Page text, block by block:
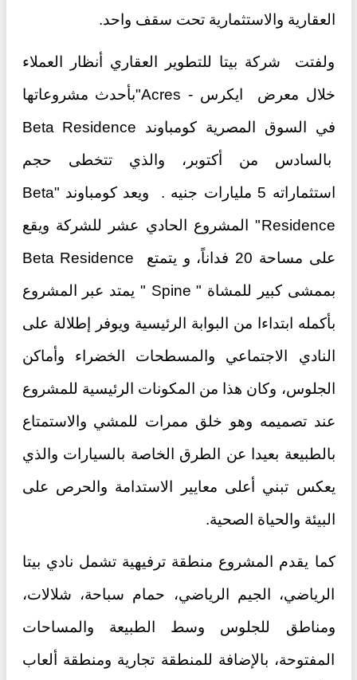
العقارية والاستثمارية تحت سقف واحد.
ولفتت شركة بيتا للتطوير العقاري أنظار العملاء
خلال معرض ايكرس - Acres"بأحدث مشروعاتها
في السوق المصرية كومباوند Beta Residence
بالسادس من أكتوبر، والذي تتخطى حجم
استثماراته 5 مليارات جنيه . ويعد كومباوند "Beta
Residence" المشروع الحادي عشر للشركة ويقع
على مساحة 20 فداناً، و يتمتع Beta Residence
بممشى كبير للمشاة " Spine " يمتد عبر المشروع
بأكمله ابتداءا من البوابة الرئيسية ويوفر إطلالة على
النادي الاجتماعي والمسطحات الخضراء وأماكن
الجلوس، وكان هذا من المكونات الرئيسية للمشروع
عند تصميمه وهو خلق ممرات للمشي والاستمتاع
بالطبيعة بعيدا عن الطرق الخاصة بالسيارات والذي
يعكس تبني أعلى معايير الاستدامة والحرص على
البيئة والحياة الصحية.
كما يقدم المشروع منطقة ترفيهية تشمل نادي بيتا
الرياضي، الجيم الرياضي، حمام سباحة، شلالات،
ومناطق للجلوس وسط الطبيعة والمساحات
المفتوحة، بالإضافة للمنطقة تجارية ومنطقة ألعاب